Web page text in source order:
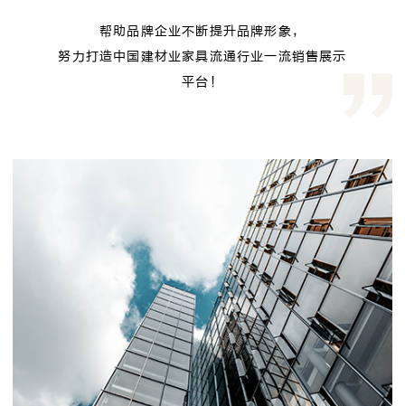
帮助品牌企业不断提升品牌形象，
努力打造中国建材业家具流通行业一流销售展示
平台！